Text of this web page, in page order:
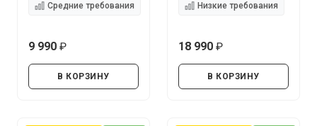
Средние требования
9 990
В КОРЗИНУ
Низкие требования
18 990
В КОРЗИНУ